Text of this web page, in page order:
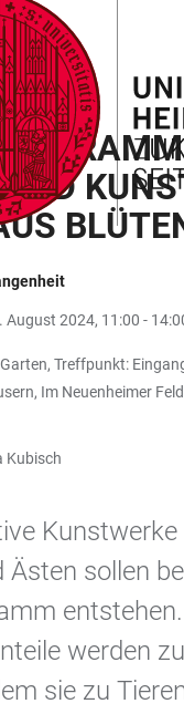
August 2024, 11:00 -
Treffpunkt:
Im Neuenheimer
Kubisch
Ästen sollen
werden
sie zu